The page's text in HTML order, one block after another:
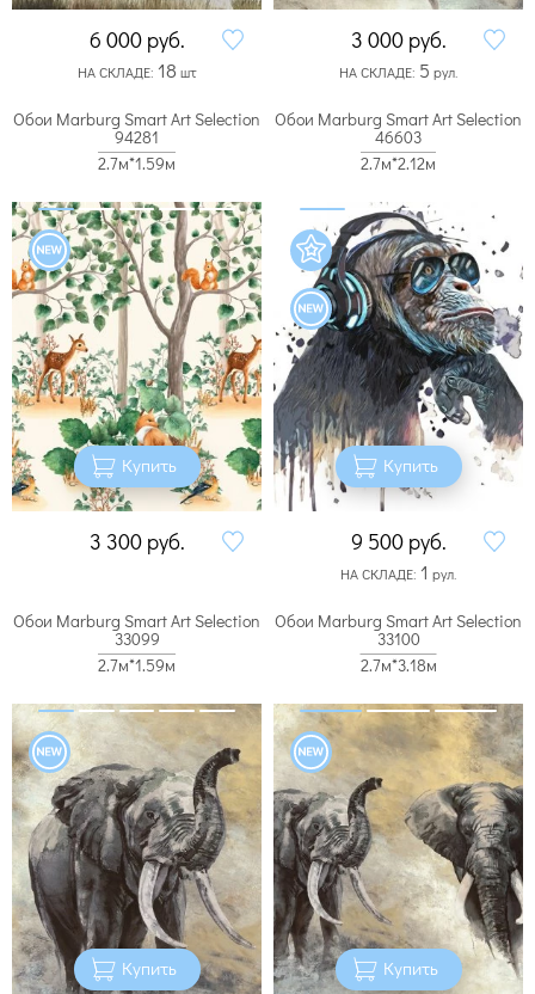
6 000 руб.
НА СКЛАДЕ: 18 шт
3 000 руб.
НА СКЛАДЕ: 5 рул.
Обои Marburg Smart Art Selection
94281
2.7м*1.59м
Купить
3 300 руб.
Обои Marburg Smart Art Selection
46603
2.7м*2.12м
Купить
9 500 руб.
НА СКЛАДЕ: 1 рул.
Обои Marburg Smart Art Selection
33099
2.7м*1.59м
Купить
Обои Marburg Smart Art Selection
33100
2.7м*3.18м
Купить